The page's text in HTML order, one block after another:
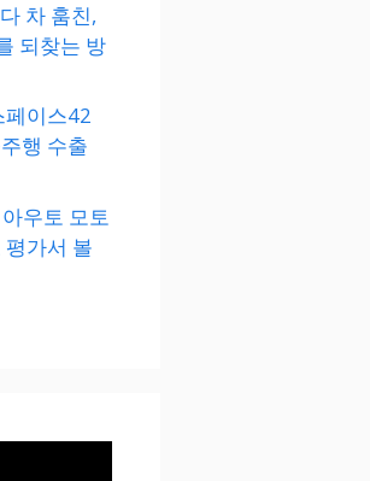
차 훔친,
되찾는 방
페이스42
행 수출
우토 모토
가서 볼